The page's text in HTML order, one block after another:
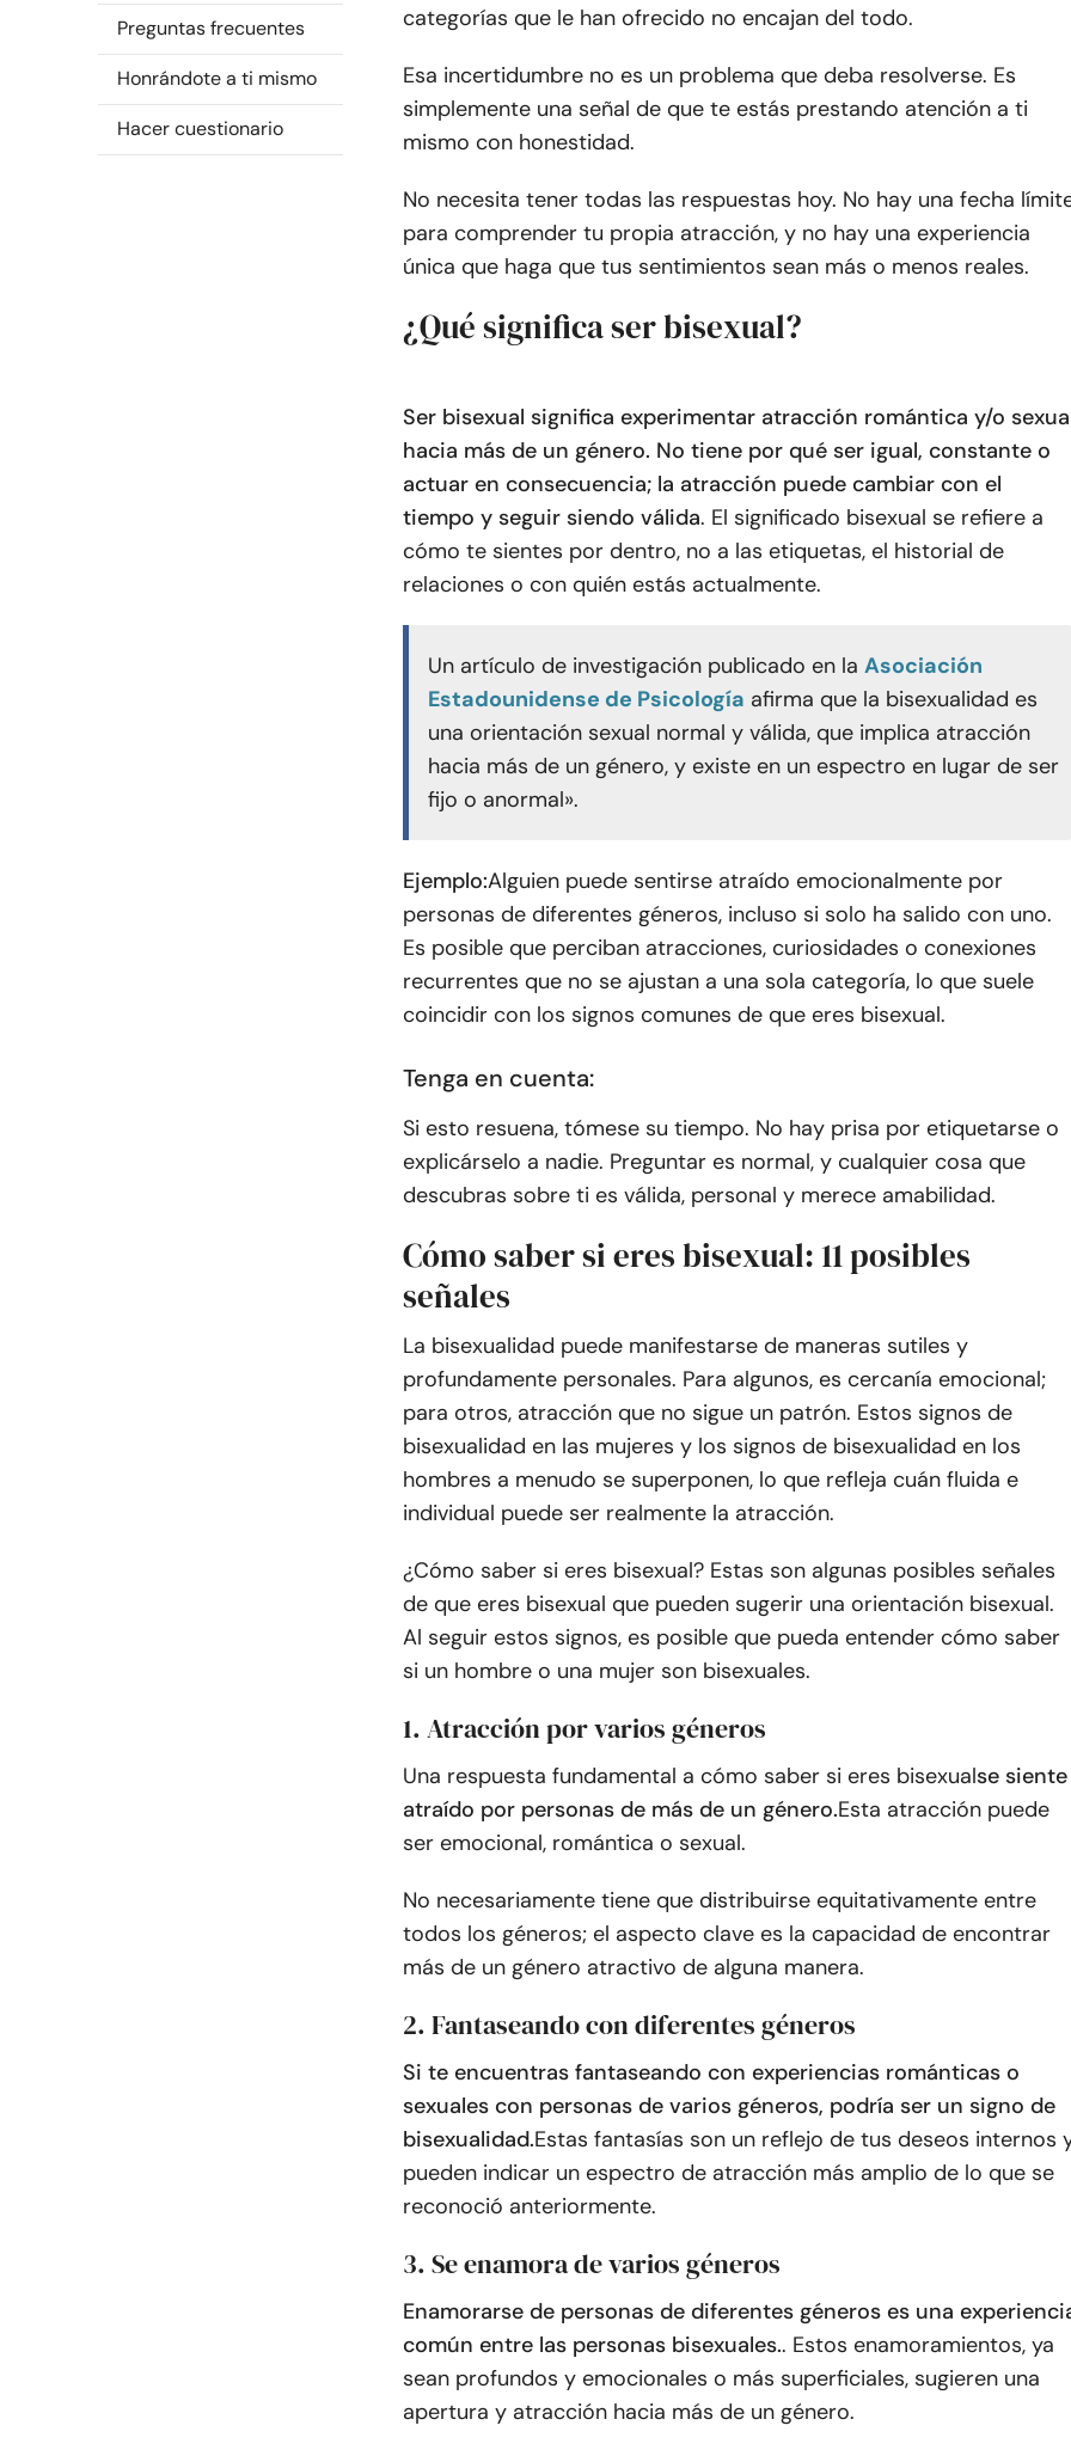
Preguntas frecuentes
Honrándote a ti mismo
Hacer cuestionario
categorías que le han ofrecido no encajan del todo.
Esa incertidumbre no es un problema que deba resolverse. Es
simplemente una señal de que te estás prestando atención a ti
mismo con honestidad.
No necesita tener todas las respuestas hoy. No hay una fecha
para comprender tu propia atracción, y no hay una experiencia
única que haga que tus sentimientos sean más o menos reales.
¿Qué significa ser bisexual?
Ser bisexual significa experimentar atracción romántica y/o
hacia más de un género. No tiene por qué ser igual, constante o
actuar en consecuencia; la atracción puede cambiar con el
tiempo y seguir siendo válida. El significado bisexual se refiere a
cómo te sientes por dentro, no a las etiquetas, el historial de
relaciones o con quién estás actualmente.
Un artículo de investigación publicado en la Asociación
Estadounidense de Psicología afirma que la bisexualidad es
una orientación sexual normal y válida, que implica atracción
hacia más de un género, y existe en un espectro en lugar de ser
fijo o anormal».
Ejemplo:Alguien puede sentirse atraído emocionalmente por
personas de diferentes géneros, incluso si solo ha salido con uno.
Es posible que perciban atracciones, curiosidades o conexiones
recurrentes que no se ajustan a una sola categoría, lo que suele
coincidir con los signos comunes de que eres bisexual.
Tenga en cuenta:
Si esto resuena, tómese su tiempo. No hay prisa por etiquetarse o
explicárselo a nadie. Preguntar es normal, y cualquier cosa que
descubras sobre ti es válida, personal y merece amabilidad.
Cómo saber si eres bisexual: 11 posibles
señales
La bisexualidad puede manifestarse de maneras sutiles y
profundamente personales. Para algunos, es cercanía emocional;
para otros, atracción que no sigue un patrón. Estos signos de
bisexualidad en las mujeres y los signos de bisexualidad en los
hombres a menudo se superponen, lo que refleja cuán fluida e
individual puede ser realmente la atracción.
¿Cómo saber si eres bisexual? Estas son algunas posibles señales
de que eres bisexual que pueden sugerir una orientación bisexual.
Al seguir estos signos, es posible que pueda entender cómo saber
si un hombre o una mujer son bisexuales.
1. Atracción por varios géneros
Una respuesta fundamental a cómo saber si eres bisexualse siente
atraído por personas de más de un género.Esta atracción puede
ser emocional, romántica o sexual.
No necesariamente tiene que distribuirse equitativamente entre
todos los géneros; el aspecto clave es la capacidad de encontrar
más de un género atractivo de alguna manera.
2. Fantaseando con diferentes géneros
Si te encuentras fantaseando con experiencias románticas o
sexuales con personas de varios géneros, podría ser un signo de
bisexualidad.Estas fantasías son un reflejo de tus deseos internos
pueden indicar un espectro de atracción más amplio de lo que se
reconoció anteriormente.
3. Se enamora de varios géneros
Enamorarse de personas de diferentes géneros es una
común entre las personas bisexuales.. Estos enamoramientos, ya
sean profundos y emocionales o más superficiales, sugieren una
apertura y atracción hacia más de un género.